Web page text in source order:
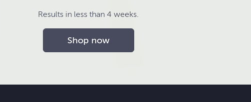
Results in less than 4 weeks.
Shop now